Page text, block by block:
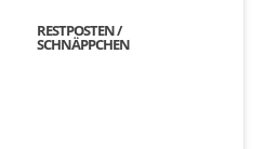
RESTPOSTEN /
SCHNÄPPCHEN